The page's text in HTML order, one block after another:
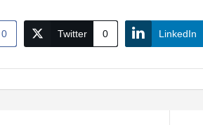
0 Twitter 0 LinkedIn